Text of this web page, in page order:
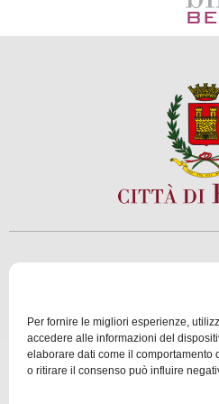
Per fornire le migliori esperienze,
accedere alle informazioni del
elaborare dati come il comportamento
o ritirare il consenso può influire
© 2025 Assessorato al